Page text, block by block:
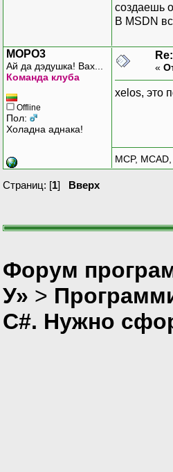
//
создаешь
В MSDN
MOPO3
Ай да дэдушка! Вах...
Команда клуба
Offline
Пол:
Холадна аднака!
«
xelos, это
MCP,
Страниц: [1] Вверх
Форум
У» >
C#. Нужно